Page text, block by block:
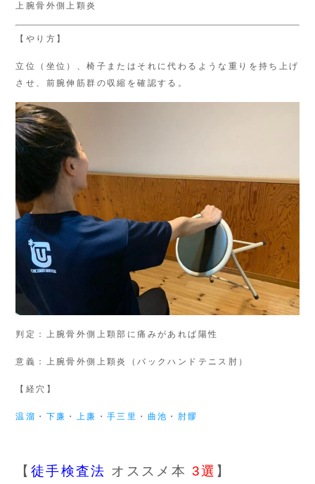
上腕骨外側上顆炎
【やり方】
立位（坐位）、椅子またはそれに代わるような重りを持ち上げ
させ、前腕伸筋群の収縮を確認する。
判定：上腕骨外側上顆部に痛みがあれば陽性
意義：上腕骨外側上顆炎（バックハンドテニス肘）
【経穴】
温溜 ・ 下廉 ・ 上廉 ・手三里 ・ 曲池 ・ 肘髎
【 徒手検査法 オススメ本 3選 】